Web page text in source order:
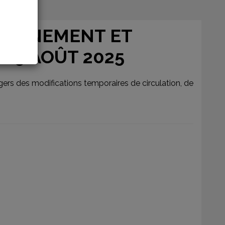
ET
AOÛT 2025
des modifications temporaires de circulation, de